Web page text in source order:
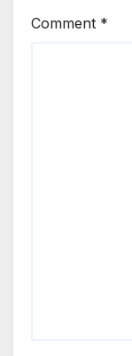
Comment *